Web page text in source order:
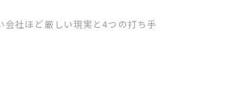
社ほど厳しい現実と4つの打ち手